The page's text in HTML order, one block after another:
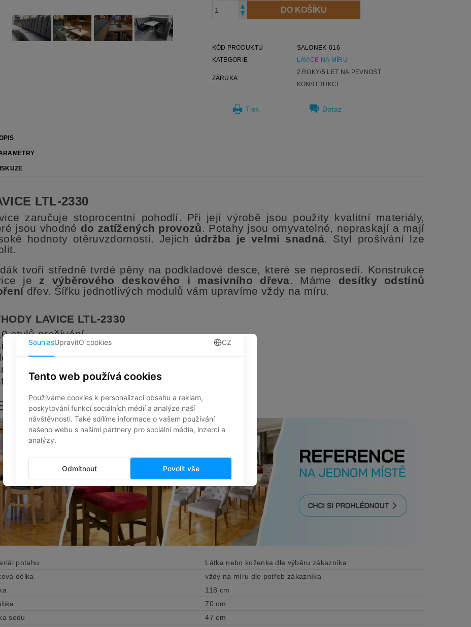
KÓD PRODUKTU
SALONEK-016
KATEGORIE
LAVICE NA MÍRU
ZÁRUKA
2 ROKY/5 LET NA PEVNOST
KONSTRUKCE
Tisk Dotaz
LTL-2330
zaručuje stoprocentní pohodlí. Při její výrobě jsou použity kvalitní materiály,
jsou vhodné do zatížených provozů. Potahy jsou omyvatelné, nepraskají a mají
hodnoty otěruvzdornosti.Jejich údržba je velmi snadná. Styl prošívání lze
tvoří středně tvrdé pěny na podkladové desce, které se neprosedí. Konstrukce
je z výběrového deskového i masivního dřeva. Máme desítky odstínů
dřev. Šířku jednotlivých modulů vám upravíme vždy na míru.
LAVICE LTL-2330
stylů prošívání
vždy na míru
náročných provozů
údržba potahů
druhů látek, koženek
ZÁKAZNÍKŮ
potahu
Látka nebo koženka dle výběru zákazníka
délka
vždy na míru dle potřeb zákazníka
118 cm
70 cm
sedu
47 cm